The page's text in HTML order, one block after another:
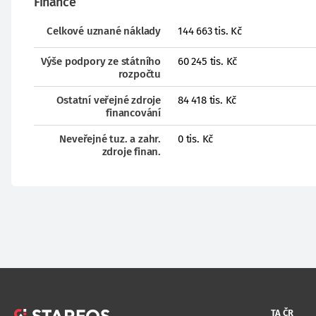
Celkové uznané náklady 144 663 tis. Kč
Výše podpory ze státního
rozpočtu
60 245 tis. Kč
Ostatní veřejné zdroje
financování
84 418 tis. Kč
Neveřejné tuz. a zahr.
zdroje finan.
0 tis. Kč
TA ČR